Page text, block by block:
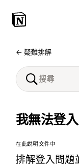
← 疑難排解
我無法登入
在此說明文件中
排解登入問題